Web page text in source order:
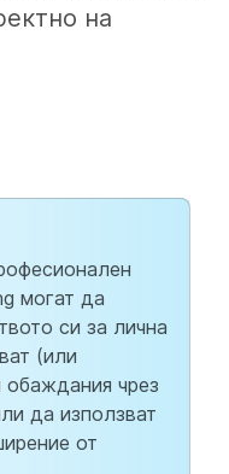
на
могат да
си за лична
(или
чрез
да използват
от